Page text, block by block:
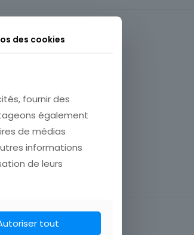
Gravure
XXème et contemporain
des cookies
fournir des
également
de médias
informations
de leurs
tout